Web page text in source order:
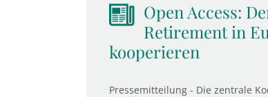
Open Access:
Retirement in
kooperieren
Pressemitteilung - Die zentrale